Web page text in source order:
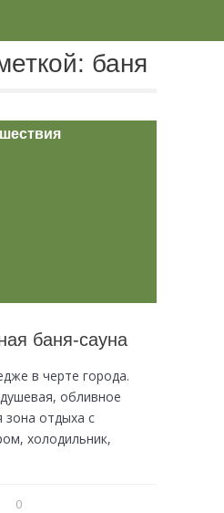
баня
баня-сауна
в черте города.
обливное
зона отдыха с
холодильник,
0